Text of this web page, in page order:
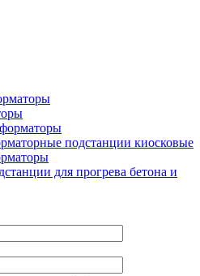
подстанции киосковые
для прогрева бетона и